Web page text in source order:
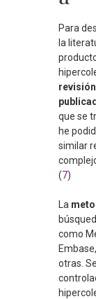
Para
la
que se
he
similar
(7)
La
como
otras.